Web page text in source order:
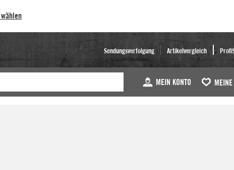
Sendungsverfolgung Artikelvergleich
MEIN KONTO MEINE